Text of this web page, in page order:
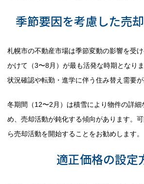
季節要因を考慮した売
札幌市の不動産市場は季節変動の影響を受
かけて（3〜8月）が最も活発な時期となり
状況確認や転勤・進学に伴う住み替え需要が
冬期間（12〜2月）は積雪により物件の詳細
め、売却活動が鈍化する傾向があります。
ら売却活動を開始することをお勧めします。
適正価格の設定